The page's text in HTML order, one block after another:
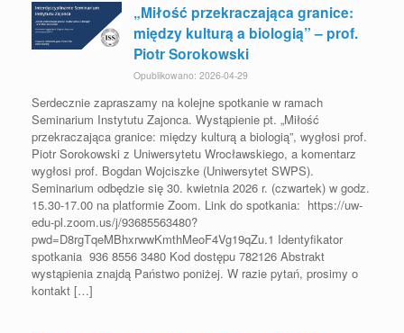
„Miłość przekraczająca granice:
między kulturą a biologią” – prof.
Piotr Sorokowski
Opublikowano: 2026-04-29
Serdecznie zapraszamy na kolejne spotkanie w ramach
Seminarium Instytutu Zajonca. Wystąpienie pt. „Miłość
przekraczająca granice: między kulturą a biologią”, wygłosi prof.
Piotr Sorokowski z Uniwersytetu Wrocławskiego, a komentarz
wygłosi prof. Bogdan Wojciszke (Uniwersytet SWPS).
Seminarium odbędzie się 30. kwietnia 2026 r. (czwartek) w godz.
15.30-17.00 na platformie Zoom. Link do spotkania: https://uw-
edu-pl.zoom.us/j/93685563480?
pwd=D8rgTqeMBhxrwwKmthMeoF4Vg19qZu.1 Identyfikator
spotkania 936 8556 3480 Kod dostępu 782126 Abstrakt
wystąpienia znajdą Państwo poniżej. W razie pytań, prosimy o
kontakt […]